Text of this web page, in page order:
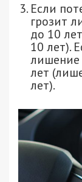
Если
грозит
до 10
10 лет).
лишение
лет
лет).